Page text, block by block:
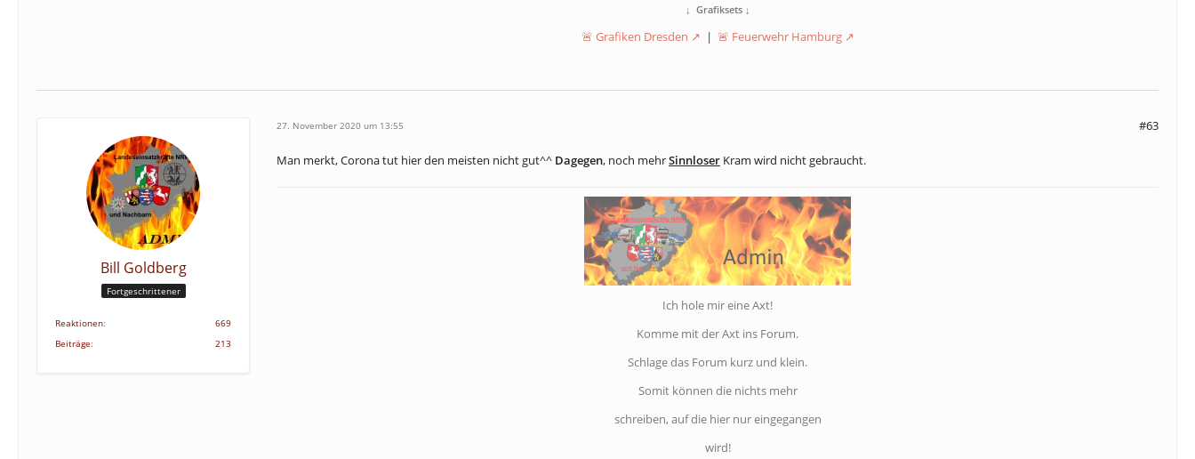
↓ Grafiksets ↓
🚨 Grafiken Dresden | 🚨 Feuerwehr Hamburg
Bill Goldberg
Fortgeschrittener
Reaktionen
669
Beiträge
213
27. November 2020 um 13:55 #63
Man merkt, Corona tut hier den meisten nicht gut^^ Dagegen, noch mehrSinnloser Kram wird nicht gebraucht.
Ich hole mir eine Axt!
Komme mit der Axt ins Forum.
Schlage das Forum kurz und klein.
Somit können die nichts mehr
schreiben, auf die hier nur eingegangen
wird!